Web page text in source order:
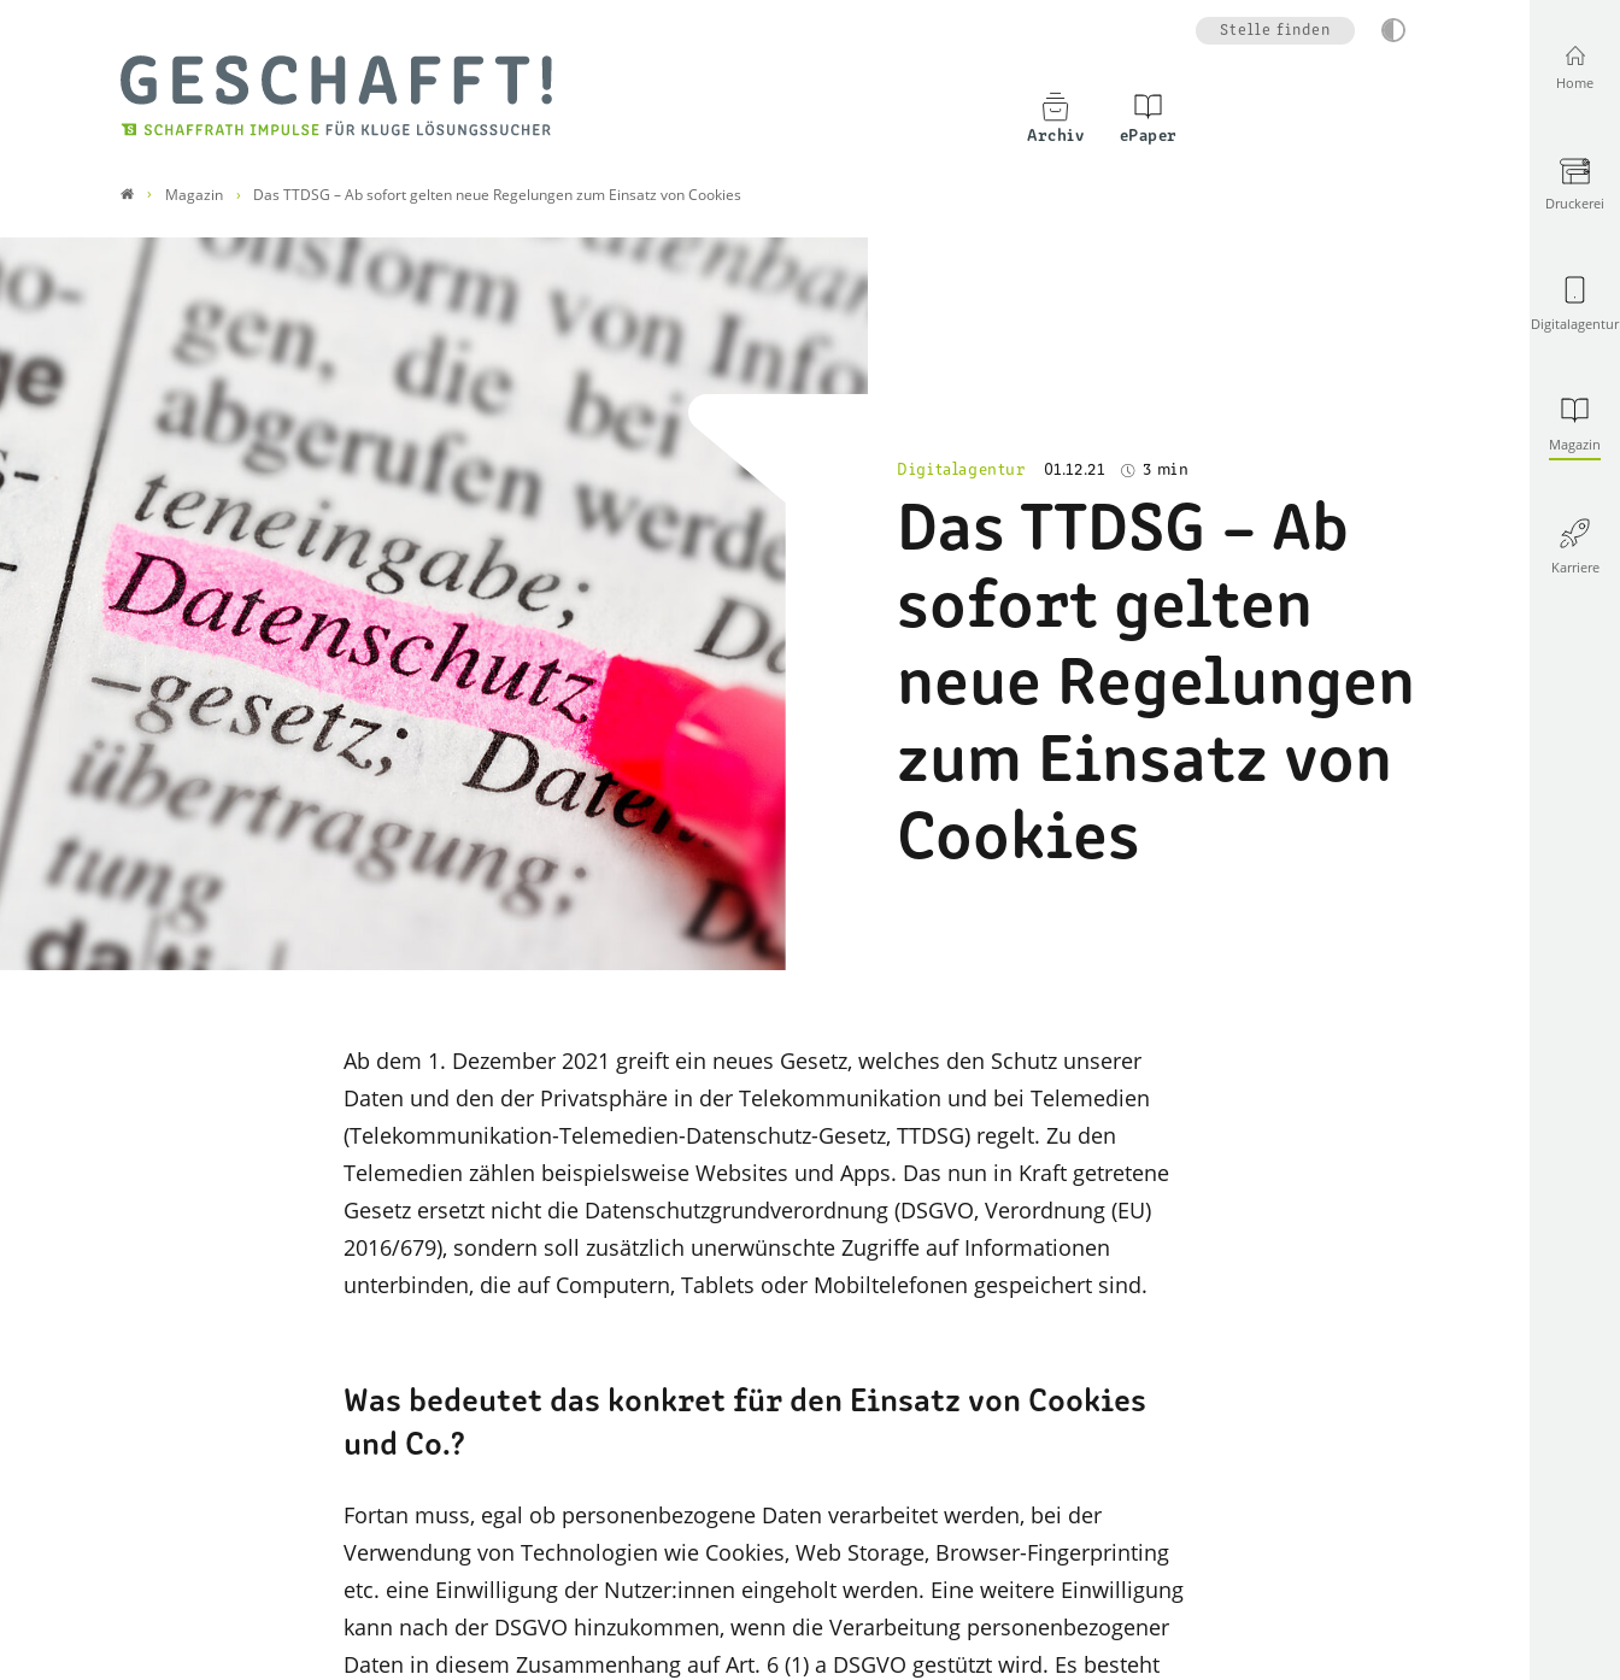
Home
Druckerei
Digitalagentur
Magazin
Karriere
Stelle finden
Archiv ePaper
Magazin Das TTDSG – Ab sofort gelten neue Regelungen zum Einsatz von Cookies
Digitalagentur 01.12.21 3 min
Das TTDSG – Ab
sofort gelten
neue Regelungen
zum Einsatz von
Cookies
Ab dem 1. Dezember 2021 greift ein neues Gesetz, welches den Schutz unserer
Daten und den der Privatsphäre in der Telekommunikation und bei Telemedien
(Telekommunikation-Telemedien-Datenschutz-Gesetz, TTDSG) regelt. Zu den
Telemedien zählen beispielsweise Websites und Apps. Das nun in Kraft getretene
Gesetz ersetzt nicht die Datenschutzgrundverordnung (DSGVO, Verordnung (EU)
2016/679), sondern soll zusätzlich unerwünschte Zugriffe auf Informationen
unterbinden, die auf Computern, Tablets oder Mobiltelefonen gespeichert sind.
Was bedeutet das konkret für den Einsatz von Cookies
und Co.?
Fortan muss, egal ob personenbezogene Daten verarbeitet werden, bei der
Verwendung von Technologien wie Cookies, Web Storage, Browser-Fingerprinting
etc. eine Einwilligung der Nutzer:innen eingeholt werden. Eine weitere Einwilligung
kann nach der DSGVO hinzukommen, wenn die Verarbeitung personenbezogener
Daten in diesem Zusammenhang auf Art. 6 (1) a DSGVO gestützt wird. Es besteht